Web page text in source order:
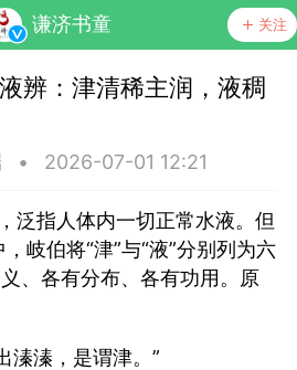
谦济书童 关注
的中医人！
液辨：津清稀主润，液稠
• 2026-07-01 12:21
泛指人体内一切正常水液。但
岐伯将“津”与“液”分别列为六
、各有分布、各有功用。原
溱溱，是谓津。”